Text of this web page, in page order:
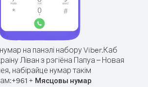
на панэлі набору Viber.Каб
Ліван з рэгіёна Папуа – Новая
набірайце нумар такім
+961 + Мясцовы нумар